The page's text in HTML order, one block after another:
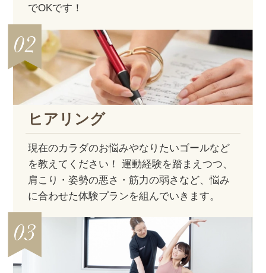
でOKです！
ヒアリング
現在のカラダのお悩みやなりたいゴールなど
を教えてください！ 運動経験を踏まえつつ、
肩こり・姿勢の悪さ・筋力の弱さなど、悩み
に合わせた体験プランを組んでいきます。